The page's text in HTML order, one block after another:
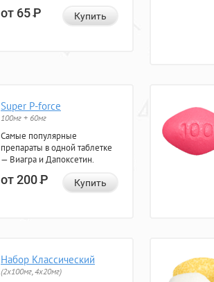
от 65Р Купить
Super P-force
100мг + 60мг
Самые популярные
препараты в одной таблетке
— Виагра и Дапоксетин.
от 200Р Купить
Набор Классический
(2x100мг, 4x20мг)